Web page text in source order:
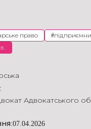
право #
Адвокатського
07.04.2026